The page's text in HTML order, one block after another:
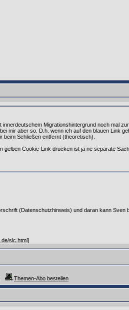
Migrationshintergrund noch mal
mir aber so. D.h. wenn ich auf den blauen Link
beim Schließen entfernt (theoretisch).
gelben Cookie-Link drücken ist ja ne separate
(Datenschutzhinweis) und daran kann Sven
slc.html]
Themen-Abo bestellen